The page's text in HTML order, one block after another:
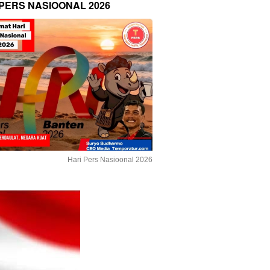
NASIOONAL 2026
Hari Pers Nasioonal 2026